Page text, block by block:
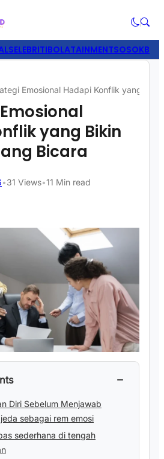
SELEBRITIBOLATAINMENTSOSOK
Emosional Hadapi Konflik yang
yang Bikin
Bicara
•31 Views•11 Min read
−
Diri Sebelum Menjawab
sebagai rem emosi
sederhana di tengah